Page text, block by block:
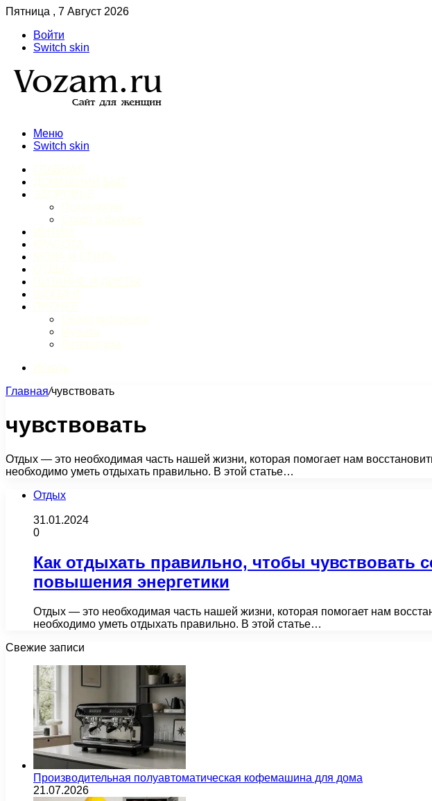
Пятница , 7 Август 2026
Войти
Switch skin
Меню
Switch skin
Главная/чувствовать
чувствовать
Отдых — это необходимая часть нашей жизни, которая помогает нам
необходимо уметь отдыхать правильно. В этой статье…
Отдых
31.01.2024
0
Как отдыхать правильно, чтобы чувствовать
повышения энергетики
Отдых — это необходимая часть нашей жизни, которая помогает нам
необходимо уметь отдыхать правильно. В этой статье…
Свежие записи
Производительная полуавтоматическая кофемашина для дома
21.07.2026